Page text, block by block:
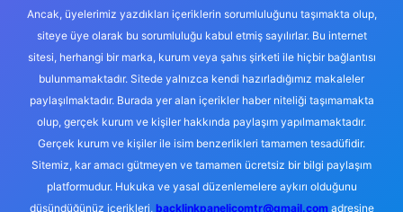
Ancak, üyelerimiz yazdıkları içeriklerin sorumluluğunu taşımakta olup,
siteye üye olarak bu sorumluluğu kabul etmiş sayılırlar. Bu internet
sitesi, herhangi bir marka, kurum veya şahıs şirketi ile hiçbir bağlantısı
bulunmamaktadır. Sitede yalnızca kendi hazırladığımız makaleler
paylaşılmaktadır. Burada yer alan içerikler haber niteliği taşımamakta
olup, gerçek kurum ve kişiler hakkında paylaşım yapılmamaktadır.
Gerçek kurum ve kişiler ile isim benzerlikleri tamamen tesadüfidir.
Sitemiz, kar amacı gütmeyen ve tamamen ücretsiz bir bilgi paylaşım
platformudur. Hukuka ve yasal düzenlemelere aykırı olduğunu
düşündüğünüz içerikleri, backlinkpanelicomtr@gmail.comadresine